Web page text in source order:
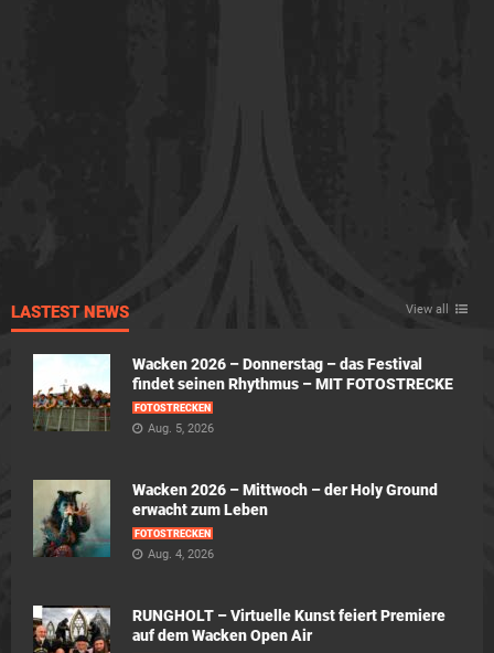
LASTEST NEWS View all
Wacken 2026 – Donnerstag – das Festival
findet seinen Rhythmus – MIT FOTOSTRECKE
FOTOSTRECKEN
Aug. 5, 2026
Wacken 2026 – Mittwoch – der Holy Ground
erwacht zum Leben
FOTOSTRECKEN
Aug. 4, 2026
RUNGHOLT – Virtuelle Kunst feiert Premiere
auf dem Wacken Open Air